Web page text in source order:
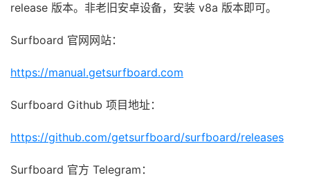
release 版本。非老旧安卓设备，安装 v8a 版本即可。
Surfboard 官网网站：
https://manual.getsurfboard.com
Surfboard Github 项目地址：
https://github.com/getsurfboard/surfboard/releases
Surfboard 官方 Telegram：